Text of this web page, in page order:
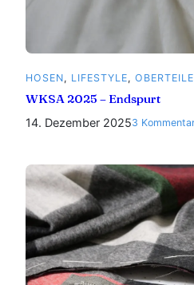
HOSEN, LIFESTYLE, OBERTEILE
WKSA 2025 – Endspurt
14. Dezember 20253